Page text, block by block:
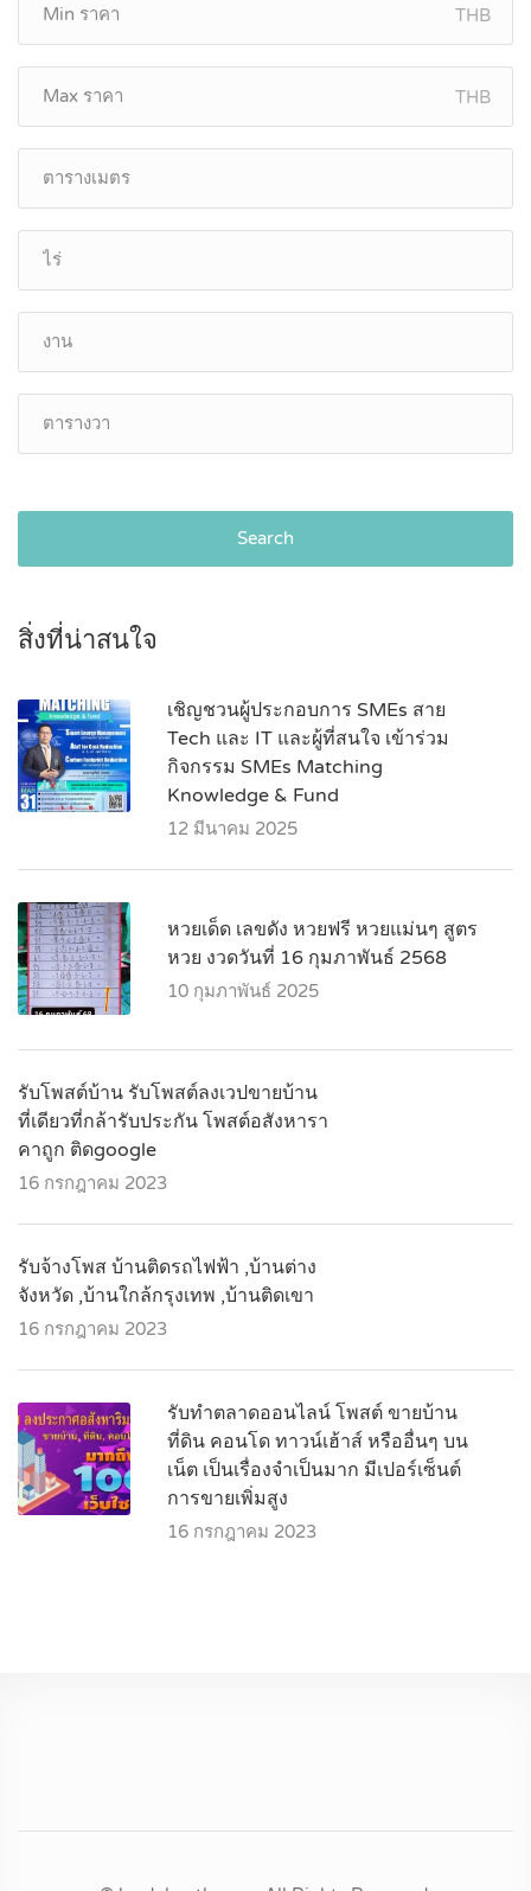
THB
THB
Search
สิ่งที่น่าสนใจ
เชิญชวนผู้ประกอบการ SMEs สาย
Tech และ IT และผู้ที่สนใจ เข้าร่วม
กิจกรรม SMEs Matching
Knowledge & Fund
12 มีนาคม 2025
หวยเด็ด เลขดัง หวยฟรี หวยแม่นๆ สูตร
หวย งวดวันที่ 16 กุมภาพันธ์ 2568
10 กุมภาพันธ์ 2025
รับโพสต์บ้าน รับโพสต์ลงเวปขายบ้าน
ที่เดียวที่กล้ารับประกัน โพสต์อสังหารา
คาถูก ติดgoogle
16 กรกฎาคม 2023
รับจ้างโพส บ้านติดรถไฟฟ้า ,บ้านต่าง
จังหวัด ,บ้านใกล้กรุงเทพ ,บ้านติดเขา
16 กรกฎาคม 2023
รับทำตลาดออนไลน์ โพสต์ ขายบ้าน
ที่ดิน คอนโด ทาวน์เฮ้าส์ หรืออื่นๆ บน
เน็ต เป็นเรื่องจำเป็นมาก มีเปอร์เซ็นต์
การขายเพิ่มสูง
16 กรกฎาคม 2023